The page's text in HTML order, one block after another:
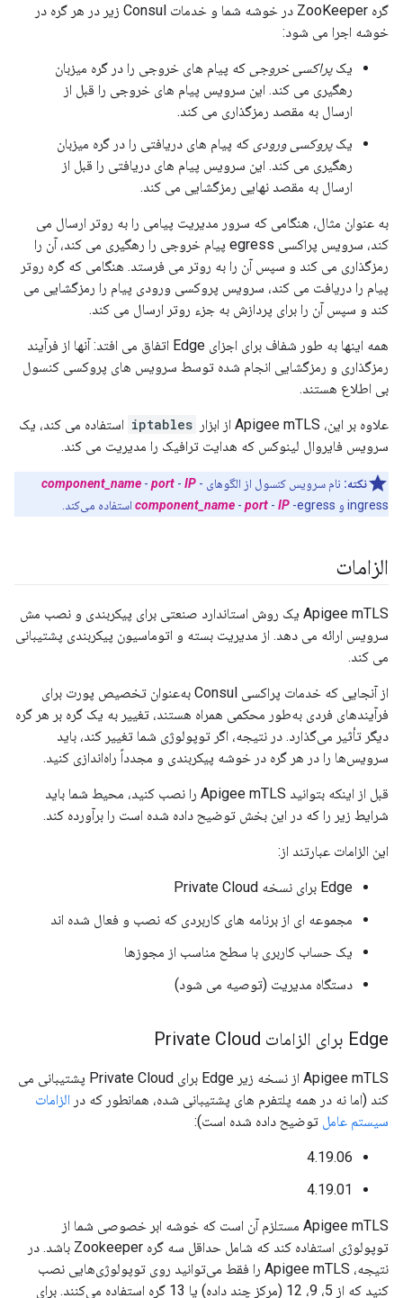
گره ZooKeeper در خوشه شما و خدمات Consul زیر در هر گره در
خوشه اجرا می شود:
یکپراکسی خروجی که پیام های خروجی را در گره میزبان
رهگیری می کند. این سرویس پیام های خروجی را قبل از
ارسال به مقصد رمزگذاری می کند.
یکپروکسی ورودی که پیام های دریافتی را در گره میزبان
رهگیری می کند. این سرویس پیام های دریافتی را قبل از
ارسال به مقصد نهایی رمزگشایی می کند.
به عنوان مثال، هنگامی که سرور مدیریت پیامی را به روتر ارسال می
کند، سرویس پراکسی egress پیام خروجی را رهگیری می کند، آن را
رمزگذاری می کند و سپس آن را به روتر می فرستد. هنگامی که گره روتر
پیام را دریافت می کند، سرویس پروکسی ورودی پیام را رمزگشایی می
کند و سپس آن را برای پردازش به جزء روتر ارسال می کند.
همه اینها به طور شفاف برای اجزای Edge اتفاق می افتد: آنها از فرآیند
رمزگذاری و رمزگشایی انجام شده توسط سرویس های پروکسی کنسول
بی اطلاع هستند.
علاوه بر این، Apigee mTLS از ابزار iptables استفاده می کند، یک
سرویس فایروال لینوکس که هدایت ترافیک را مدیریت می کند.
نکته: نام سرویس کنسول از الگوهای component_name - port - IP -
ingress و
component_name - port - IP -egress استفاده می‌کند.
الزامات
Apigee mTLS یک روش استاندارد صنعتی برای پیکربندی و نصب مش
سرویس ارائه می دهد. از مدیریت بسته و اتوماسیون پیکربندی پشتیبانی
می کند.
از آنجایی که خدمات پراکسی Consul به‌عنوان تخصیص پورت برای
فرآیندهای فردی به‌طور محکمی همراه هستند، تغییر به یک گره بر هر گره
دیگر تأثیر می‌گذارد. در نتیجه، اگر توپولوژی شما تغییر کند، باید
سرویس‌ها را در هر گره در خوشه پیکربندی و مجدداً راه‌اندازی کنید.
قبل از اینکه بتوانید Apigee mTLS را نصب کنید، محیط شما باید
شرایط زیر را که در این بخش توضیح داده شده است را برآورده کند.
این الزامات عبارتند از:
Edge برای نسخه Private Cloud
مجموعه ای از برنامه های کاربردی که نصب و فعال شده اند
یک حساب کاربری با سطح مناسب از مجوزها
دستگاه مدیریت (توصیه می شود)
Edge برای الزامات Private Cloud
Apigee mTLS از نسخه زیر Edge برای Private Cloud پشتیبانی می
کند (اما نه در همه پلتفرم های پشتیبانی شده، همانطور که در الزامات
سیستم عامل توضیح داده شده است):
4.19.06
4.19.01
Apigee mTLS مستلزم آن است که خوشه ابر خصوصی شما از
توپولوژی استفاده کند که شامل حداقل سه گره Zookeeper باشد. در
نتیجه، Apigee mTLS را فقط می‌توانید روی توپولوژی‌هایی نصب
کنید که از 5، 9، 12 (مرکز چند داده) یا 13 گره استفاده می‌کنند. برای